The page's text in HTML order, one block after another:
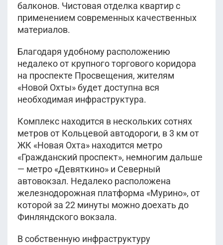
балконов. Чистовая отделка квартир с
применением современных качественных
материалов.
Благодаря удобному расположению
недалеко от крупного торгового коридора
на проспекте Просвещения, жителям
«Новой Охты» будет доступна вся
необходимая инфраструктура.
Комплекс находится в нескольких сотнях
метров от Кольцевой автодороги, в 3 км от
ЖК «Новая Охта» находится метро
«Гражданский проспект», немногим дальше
— метро «Девяткино» и Северный
автовокзал. Недалеко расположена
железнодорожная платформа «Мурино», от
которой за 22 минуты можно доехать до
Финляндского вокзала.
В собственную инфраструктуру